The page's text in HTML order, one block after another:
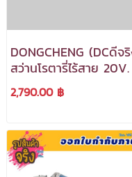
DONGCHENG (DCดีจ
สว่านโรตารี่ไร้สาย 20V.
แปรงถ่าน รุ่น DCZC04-
(Type z) *** เครื่อง
2,790.00 ฿